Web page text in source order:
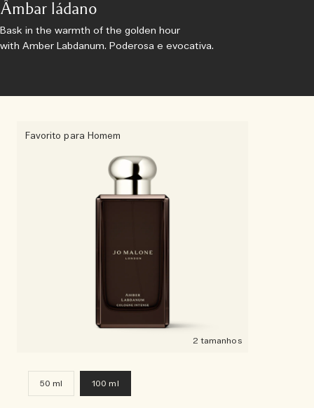
Âmbar ládano
Bask in the warmth of the golden hour
with Amber Labdanum. Poderosa e evocativa.
Favorito para Homem
2 tamanhos
50 ml 100 ml